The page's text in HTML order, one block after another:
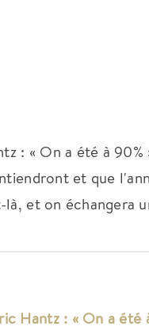
: « On a été à
et que
et on échangera
Hantz : « On a été